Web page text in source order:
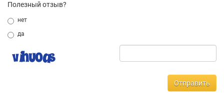
Полезный отзыв?
нет
да
Отправить